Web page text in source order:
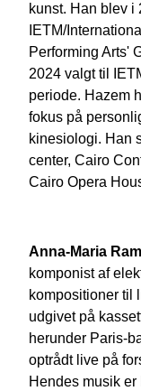
kunst. Han blev i
IETM/
Performing Arts'
2024 valgt til
periode. Hazem
fokus på
kinesiologi. Han
center, Cairo
Cairo Opera
Anna-Maria
komponist af
kompositioner til
udgivet på
herunder Paris-
optrådt live på
Hendes musik